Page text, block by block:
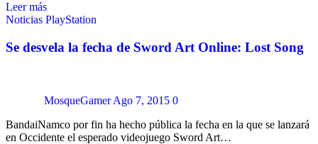
Leer más
Noticias PlayStation
Se desvela la fecha de Sword Art Online: Lost Song
MosqueGamer Ago 7, 2015 0
BandaiNamco por fin ha hecho pública la fecha en la que se lanzará
en Occidente el esperado videojuego Sword Art…